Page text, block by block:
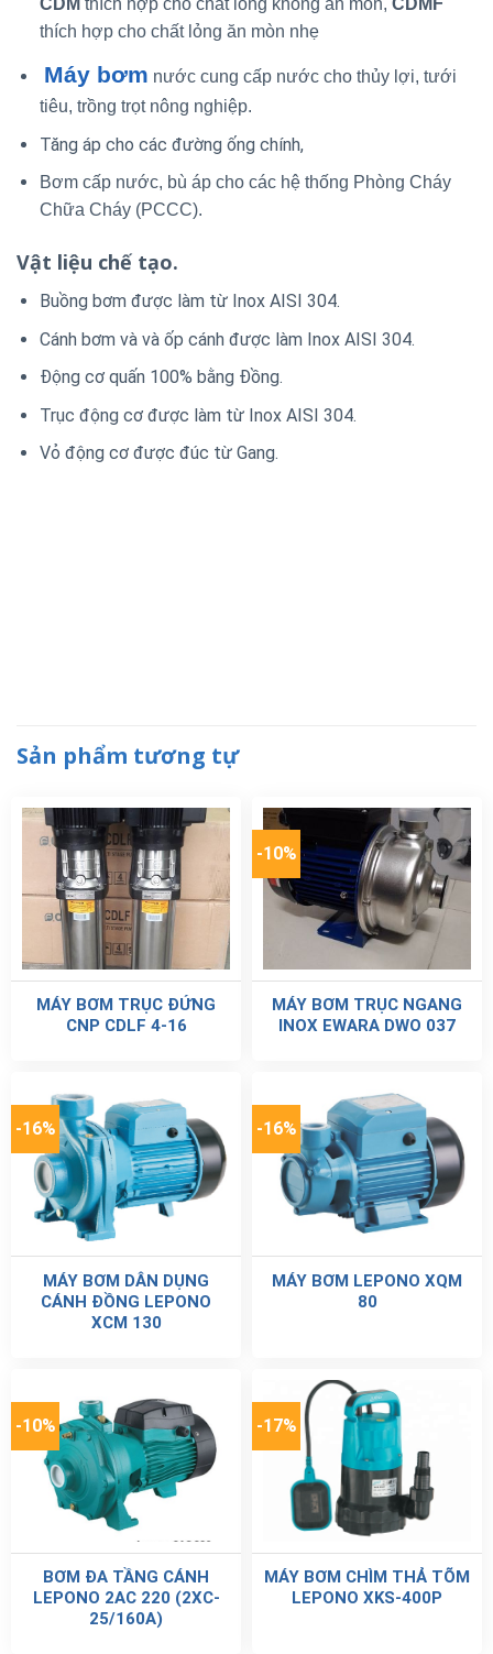
CDM thích hợp cho chất lỏng không ăn mòn, CDMF
thích hợp cho chất lỏng ăn mòn nhẹ
Máy bơm nước cung cấp nước cho thủy lợi, tưới
tiêu, trồng trọt nông nghiệp.
Tăng áp cho các đường ống chính,
Bơm cấp nước, bù áp cho các hệ thống Phòng Cháy
Chữa Cháy (PCCC).
Vật liệu chế tạo.
Buồng bơm được làm từ Inox AISI 304.
Cánh bơm và và ốp cánh được làm Inox AISI 304.
Động cơ quấn 100% bằng Đồng.
Trục động cơ được làm từ Inox AISI 304.
Vỏ động cơ được đúc từ Gang.
Sản phẩm tương tự
MÁY BƠM TRỤC ĐỨNG
CNP CDLF 4-16
-10%
MÁY BƠM TRỤC NGANG
INOX EWARA DWO 037
-16%
MÁY BƠM DÂN DỤNG
CÁNH ĐỒNG LEPONO
XCM 130
-16%
MÁY BƠM LEPONO XQM
80
-10%
BƠM ĐA TẦNG CÁNH
LEPONO 2AC 220 (2XC-
25/160A)
-17%
MÁY BƠM CHÌM THẢ TÕM
LEPONO XKS-400P